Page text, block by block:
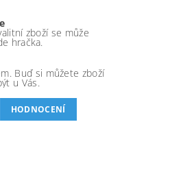
zboží se může
hračka.
Buď si můžete zboží
u Vás.
HODNOCENÍ